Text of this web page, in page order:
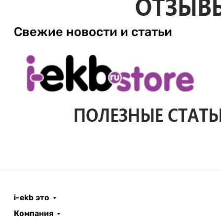
Свежие новости и статьи
i-ekb это
Компания